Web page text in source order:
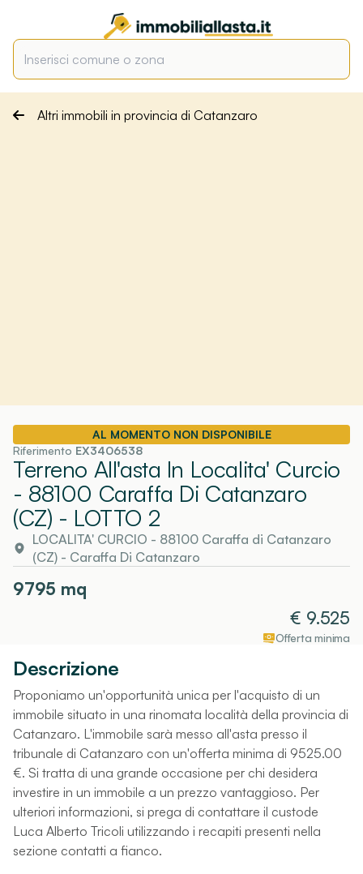
Altri immobili in provincia di Catanzaro
AL MOMENTO NON DISPONIBILE
Riferimento EX3406538
Terreno All'asta In Localita' Curcio
- 88100 Caraffa Di Catanzaro
(CZ) - LOTTO 2
LOCALITA' CURCIO - 88100 Caraffa di Catanzaro
(CZ) - Caraffa Di Catanzaro
9795 mq
€ 9.525
Offerta minima
Descrizione
Proponiamo un'opportunità unica per l'acquisto di un
immobile situato in una rinomata località della provincia di
Catanzaro. L'immobile sarà messo all'asta presso il
tribunale di Catanzaro con un'offerta minima di 9525.00
€. Si tratta di una grande occasione per chi desidera
investire in un immobile a un prezzo vantaggioso. Per
ulteriori informazioni, si prega di contattare il custode
Luca Alberto Tricoli utilizzando i recapiti presenti nella
sezione contatti a fianco.